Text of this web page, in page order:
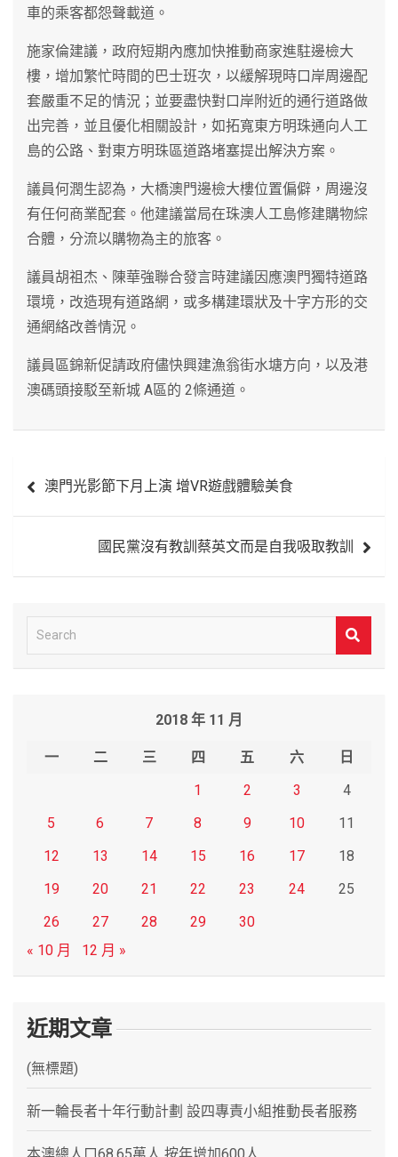
車的乘客都怨聲載道。
施家倫建議，政府短期內應加快推動商家進駐邊檢大
樓，增加繁忙時間的巴士班次，以緩解現時口岸周邊配
套嚴重不足的情況；並要盡快對口岸附近的通行道路做
出完善，並且優化相關設計，如拓寬東方明珠通向人工
島的公路、對東方明珠區道路堵塞提出解決方案。
議員何潤生認為，大橋澳門邊檢大樓位置偏僻，周邊沒
有任何商業配套。他建議當局在珠澳人工島修建購物綜
合體，分流以購物為主的旅客。
議員胡祖杰、陳華強聯合發言時建議因應澳門獨特道路
環境，改造現有道路網，或多構建環狀及十字方形的交
通網絡改善情況。
議員區錦新促請政府儘快興建漁翁街水塘方向，以及港
澳碼頭接駁至新城 A區的 2條通道。
章
澳門光影節下月上演 增VR遊戲體驗美食
國民黨沒有教訓蔡英文而是自我吸取教訓
e
2018 年 11 月
一 二 三 四 五 六
日
1
2 3
4
5
6 7 8 9 10
11
12
13 14 15 16 17
18
19
20 21 22 23 24
25
26
27 28 29
30
« 10 月
12 月 »
近期文章
(無標題)
新一輪長者十年行動計劃 設四專責小組推動長者服務